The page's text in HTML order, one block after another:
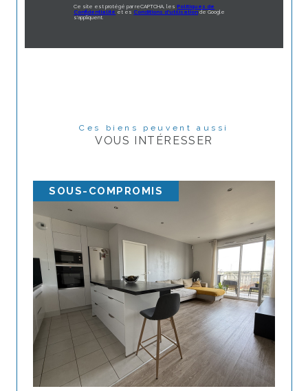
Ce site est protégé par reCAPTCHA, les Politiques de
Confidentialité et es Conditions d'utilisation de Google
s'appliquent.
Ces biens peuvent aussi
VOUS INTÉRESSER
SOUS-COMPROMIS